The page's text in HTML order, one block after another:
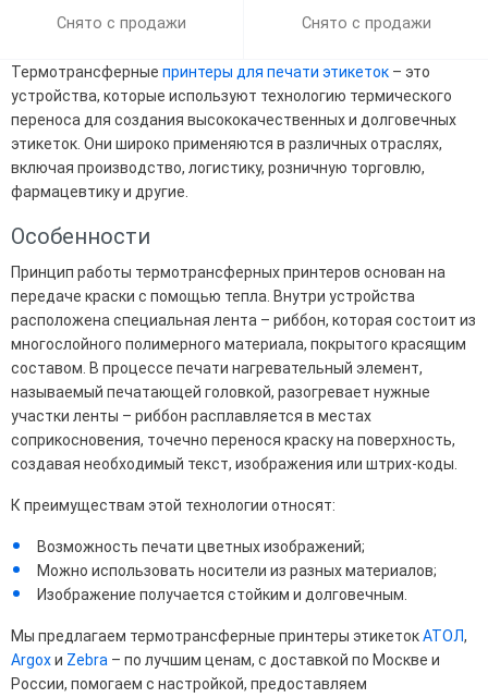
Снято с продажи Снято с продажи
Термотрансферные принтеры для печати этикеток – это
устройства, которые используют технологию термического
переноса для создания высококачественных и долговечных
этикеток. Они широко применяются в различных отраслях,
включая производство, логистику, розничную торговлю,
фармацевтику и другие.
Особенности
Принцип работы термотрансферных принтеров основан на
передаче краски с помощью тепла. Внутри устройства
расположена специальная лента – риббон, которая состоит из
многослойного полимерного материала, покрытого красящим
составом. В процессе печати нагревательный элемент,
называемый печатающей головкой, разогревает нужные
участки ленты – риббон расплавляется в местах
соприкосновения, точечно перенося краску на поверхность,
создавая необходимый текст, изображения или штрих-коды.
К преимуществам этой технологии относят:
Возможность печати цветных изображений;
Можно использовать носители из разных материалов;
Изображение получается стойким и долговечным.
Мы предлагаем термотрансферные принтеры этикетокАТОЛ,
Argoxи Zebra – по лучшим ценам, с доставкой по Москве и
России, помогаем с настройкой, предоставляем